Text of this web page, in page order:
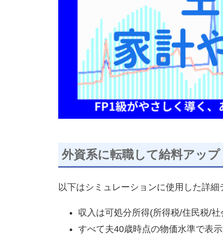
外資系に転職して給料アッ
以下はシミュレーションに使用した詳細
収入は可処分所得(所得税/住民税/
すべて夫40歳時点の物価水準で表示